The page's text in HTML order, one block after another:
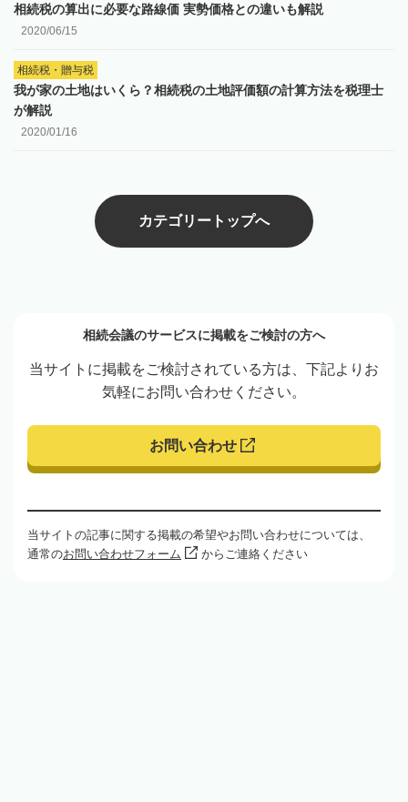
相続税の算出に必要な路線価 実勢価格との違いも解説
2020/06/15
相続税・贈与税
我が家の土地はいくら？相続税の土地評価額の計算方法を税理士
が解説
2020/01/16
カテゴリートップへ
相続会議のサービスに掲載をご検討の方へ
当サイトに掲載をご検討されている方は、下記よりお
気軽にお問い合わせください。
お問い合わせ
当サイトの記事に関する掲載の希望やお問い合わせについては、
通常のお問い合わせフォーム からご連絡ください